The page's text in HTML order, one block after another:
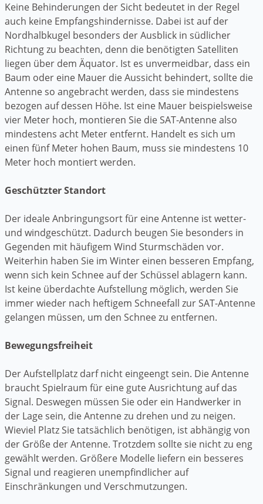
Keine Behinderungen der Sicht bedeutet in der Regel
auch keine Empfangshindernisse. Dabei ist auf der
Nordhalbkugel besonders der Ausblick in südlicher
Richtung zu beachten, denn die benötigten Satelliten
liegen über dem Äquator. Ist es unvermeidbar, dass ein
Baum oder eine Mauer die Aussicht behindert, sollte die
Antenne so angebracht werden, dass sie mindestens
bezogen auf dessen Höhe. Ist eine Mauer beispielsweise
vier Meter hoch, montieren Sie die SAT-Antenne also
mindestens acht Meter entfernt. Handelt es sich um
einen fünf Meter hohen Baum, muss sie mindestens 10
Meter hoch montiert werden.
Geschützter Standort
Der ideale Anbringungsort für eine Antenne ist wetter-
und windgeschützt. Dadurch beugen Sie besonders in
Gegenden mit häufigem Wind Sturmschäden vor.
Weiterhin haben Sie im Winter einen besseren Empfang,
wenn sich kein Schnee auf der Schüssel ablagern kann.
Ist keine überdachte Aufstellung möglich, werden Sie
immer wieder nach heftigem Schneefall zur SAT-Antenne
gelangen müssen, um den Schnee zu entfernen.
Bewegungsfreiheit
Der Aufstellplatz darf nicht eingeengt sein. Die Antenne
braucht Spielraum für eine gute Ausrichtung auf das
Signal. Deswegen müssen Sie oder ein Handwerker in
der Lage sein, die Antenne zu drehen und zu neigen.
Wieviel Platz Sie tatsächlich benötigen, ist abhängig von
der Größe der Antenne. Trotzdem sollte sie nicht zu eng
gewählt werden. Größere Modelle liefern ein besseres
Signal und reagieren unempfindlicher auf
Einschränkungen und Verschmutzungen.